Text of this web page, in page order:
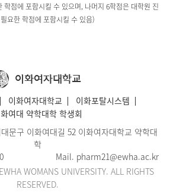
학점에 포함시킬 수 있으며, 나머지 6학점은 대학원 진
요한 학점에 포함시킬 수 있음)
이화여자대학교
이화여자대학교
이화포탈시스템
여대 약학대학 학생회
문구 이화여대길 52 이화여자대학교 약학대
학
Mail. pharm21@ewha.ac.kr
WOMANS UNIVERSITY. ALL RIGHTS
RESERVED.